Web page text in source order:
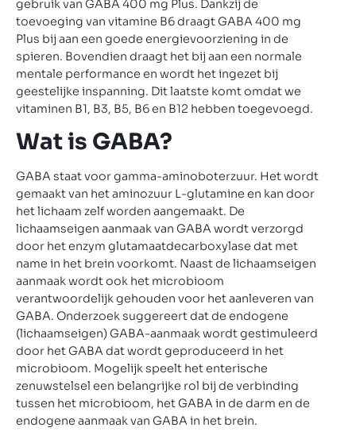
gebruik van GABA 400 mg Plus. Dankzij de
toevoeging van vitamine B6 draagt GABA 400 mg
Plus bij aan een goede energievoorziening in de
spieren. Bovendien draagt het bij aan een normale
mentale performance en wordt het ingezet bij
geestelijke inspanning. Dit laatste komt omdat we
vitaminen B1, B3, B5, B6 en B12 hebben toegevoegd.
Wat is GABA?
GABA staat voor gamma-aminoboterzuur. Het wordt
gemaakt van het aminozuur L-glutamine en kan door
het lichaam zelf worden aangemaakt. De
lichaamseigen aanmaak van GABA wordt verzorgd
door het enzym glutamaatdecarboxylase dat met
name in het brein voorkomt. Naast de lichaamseigen
aanmaak wordt ook het microbioom
verantwoordelijk gehouden voor het aanleveren van
GABA. Onderzoek suggereert dat de endogene
(lichaamseigen) GABA-aanmaak wordt gestimuleerd
door het GABA dat wordt geproduceerd in het
microbioom. Mogelijk speelt het enterische
zenuwstelsel een belangrijke rol bij de verbinding
tussen het microbioom, het GABA in de darm en de
endogene aanmaak van GABA in het brein.